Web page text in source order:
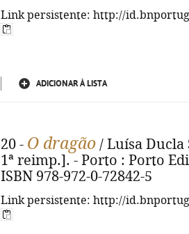
Link persistente: http://
ADICIONAR À LISTA
20 - O dragão / Luísa Ducla
1ª reimp.]. - Porto : Porto
ISBN 978-972-0-72842-5
Link persistente: http://